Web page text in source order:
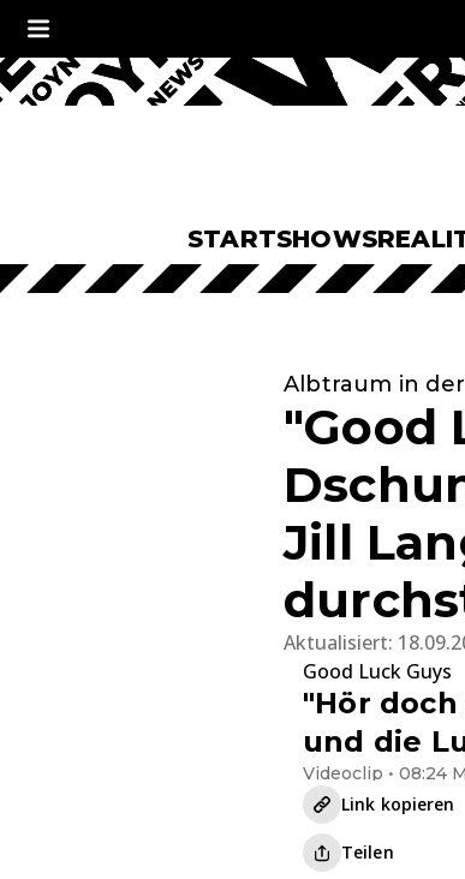
STARTSHOWS
Albtraum in
"Good
Jill
Aktualisiert:
Good Luck Guys
"Hör
und die
Videoclip • 08:24
Link kopieren
Teilen